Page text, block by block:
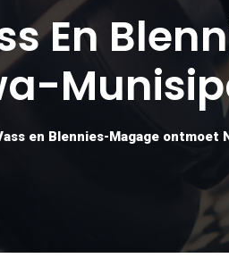
En
en Blennies-Magage